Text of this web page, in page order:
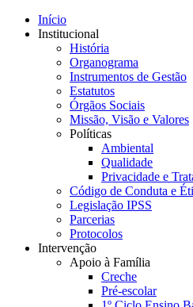
Início
Institucional
História
Organograma
Instrumentos de Gestão
Estatutos
Órgãos Sociais
Missão, Visão e Valores
Políticas
Ambiental
Qualidade
Privacidade e
Código de Conduta e
Legislação IPSS
Parcerias
Protocolos
Intervenção
Apoio à Família
Creche
Pré-escolar